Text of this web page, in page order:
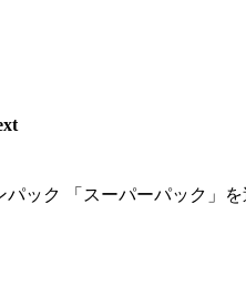
ック 「スーパーパック」